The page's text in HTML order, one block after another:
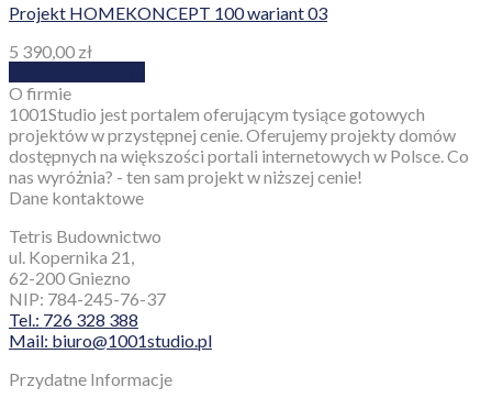
Projekt HOMEKONCEPT 100 wariant 03
5 390,00 zł
O firmie
1001Studio jest portalem oferującym tysiące gotowych
projektów w przystępnej cenie. Oferujemy projekty domów
dostępnych na większości portali internetowych w Polsce. Co
nas wyróżnia? - ten sam projekt w niższej cenie!
Dane kontaktowe
Tetris Budownictwo
ul. Kopernika 21,
62-200 Gniezno
NIP: 784-245-76-37
Tel.: 726 328 388
Mail: biuro@1001studio.pl
Przydatne Informacje